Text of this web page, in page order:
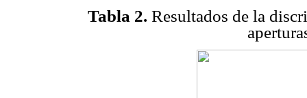
Tabla 2. Resultados de la